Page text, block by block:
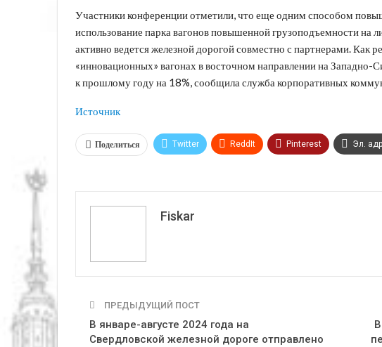
Участники конференции отметили, что еще одним способом
использование парка вагонов повышенной грузоподъемности на
активно ведется железной дорогой совместно с партнерами. Как
«инновационных» вагонах в восточном направлении на Западно-
к прошлому году на 18%, сообщила служба корпоративных
Источник
Поделиться Twitter ReddIt Pinterest Эл.
Fiskar
ПРЕДЫДУЩИЙ ПОСТ
В январе-августе 2024 года на
Свердловской железной дороге отправлено